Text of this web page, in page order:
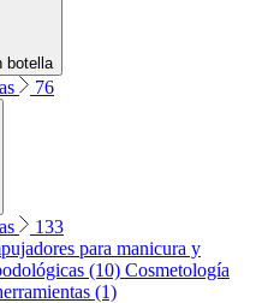
botella
76
133
para manicura y
(10) Cosmetología
(1)